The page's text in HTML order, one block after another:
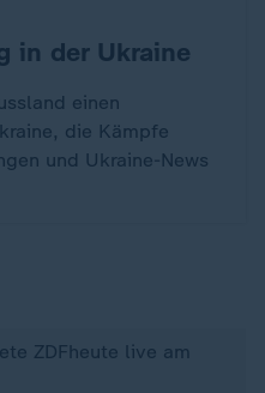
in der Ukraine
einen
die Kämpfe
und Ukraine-News
ZDFheute live am